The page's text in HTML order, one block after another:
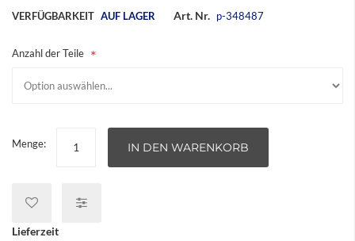
VERFÜGBARKEIT AUF LAGER Art. Nr. p-348487
Anzahl der Teile
Menge: IN DEN WARENKORB
Lieferzeit